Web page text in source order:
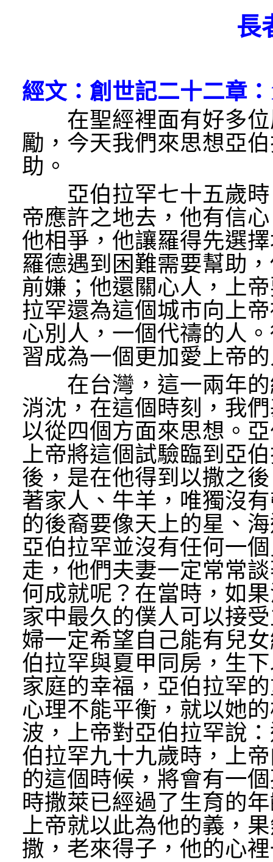
長
經文：創世記二十二章
在聖經裡面有好多位
勵，今天我們來思想亞
助。
亞伯拉罕七十五歲時
帝應許之地去，他有信
他相爭，他讓羅得先選
羅德遇到困難需要幫助
前嫌；他還關心人，上
拉罕還為這個城市向上
心別人，一個代禱的人
習成為一個更加愛上帝
在台灣，這一兩年的
消沈，在這個時刻，我
以從四個方面來思想。
上帝將這個試驗臨到亞
後，是在他得到以撒之
著家人、牛羊，唯獨沒
的後裔要像天上的星、
亞伯拉罕並沒有任何一
走，他們夫妻一定常常
何成就呢？在當時，如
家中最久的僕人可以接
婦一定希望自己能有兒
伯拉罕與夏甲同房，生
家庭的幸福，亞伯拉罕
心理不能平衡，就以她
波，上帝對亞伯拉罕說
伯拉罕九十九歲時，上
的這個時候，將會有一
時撒萊已經過了生育的
上帝就以此為他的義，
撒，老來得子，他的心